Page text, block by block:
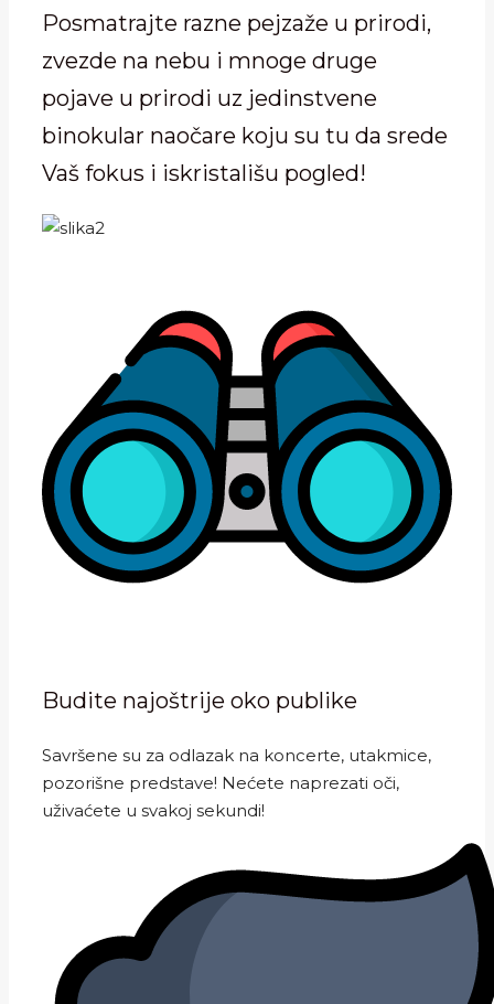
Posmatrajte razne pejzaže u prirodi,
zvezde na nebu i mnoge druge
pojave u prirodi uz jedinstvene
binokular naočare koju su tu da srede
Vaš fokus i iskristališu pogled!
Budite najoštrije oko publike
Savršene su za odlazak na koncerte, utakmice,
pozorišne predstave! Nećete naprezati oči,
uživaćete u svakoj sekundi!